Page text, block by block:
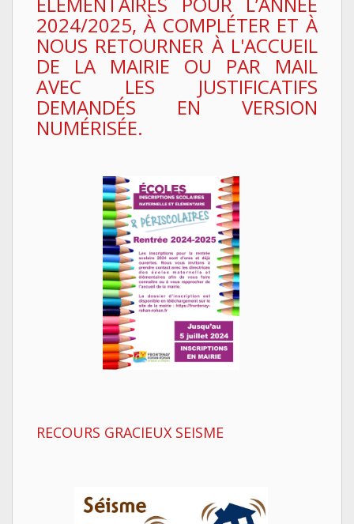
2024/2025, À COMPLÉTER ET À
NOUS RETOURNER À L'ACCUEIL
DE LA MAIRIE OU PAR MAIL
AVEC LES JUSTIFICATIFS
DEMANDÉS EN VERSION
NUMÉRISÉE.
RECOURS GRACIEUX SEISME